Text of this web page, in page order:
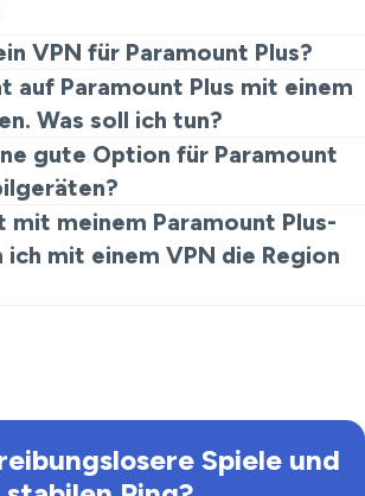
einfach VeePN mit einem geeigneten
Sie, als wären Sie wieder zu
VPN für Paramount Plus?
Ihre Daten und maskiert Ihre IP-
Sie geographische Einschränkungen
auf Paramount Plus mit einem
Was soll ich tun?
sich mit einem anderen Server zu
Sie Ihre Browser-Cookies.
dass VeePN aktiviert ist.
gute Option für Paramount
ist mit mobilen Geräten kompatibel
Verbindung aufrechtzuerhalten.
mit meinem Paramount Plus-
ich mit einem VPN die Region
Spiele und